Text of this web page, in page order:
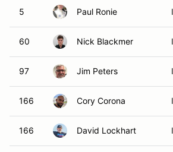
5 Paul Ronie
60 Nick Blackmer
97 Jim Peters
166 Cory Corona
166 David Lockhart